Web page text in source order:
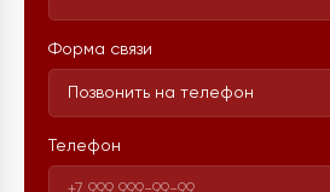
Форма связи
Позвонить на телефон
Телефон